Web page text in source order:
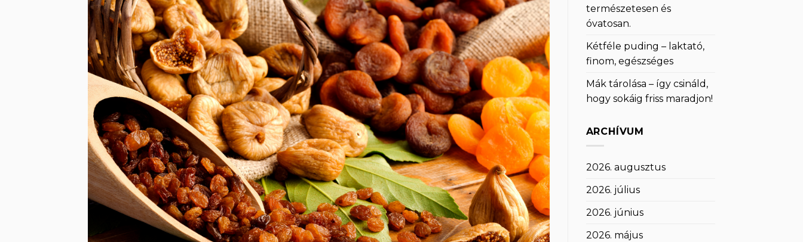
természetesen és
óvatosan.
Kétféle puding – laktató,
finom, egészséges
Mák tárolása – így csináld,
hogy sokáig friss maradjon!
ARCHÍVUM
2026. augusztus
2026. július
2026. június
2026. május